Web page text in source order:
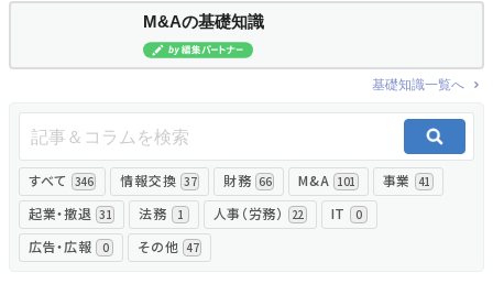
匿名360°評価
新規会員登録
M&Aの基礎知識
基礎知識一覧へ
すべて 346 情報交換 37 財務 66 M&A 101 事業 41
起業・撤退 31 法務 1 人事（労務） 22 IT 0
広告・広報 0 その他 47